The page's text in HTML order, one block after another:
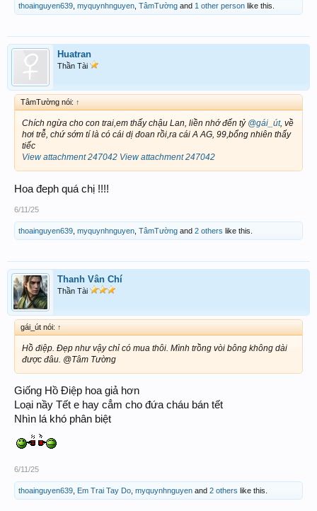
thoainguyen639 myquynhnguyen TâmTường and 1 other person like this.
Huatran
Thần Tài
TâmTường nói: ↑
Chích ngừa cho con trai,em thấy chậu Lan, liền nhớ đến tỷ @gái_út, về
hơi trễ, chứ sớm tí là có cái dị đoan rồi,ra cái A AG, 99,bổng nhiên thấy
tiếc
View attachment 247042 View attachment 247042
Hoa đeph quá chị !!!!
6/11/25
thoainguyen639 myquynhnguyen TâmTường and 2 others like this.
Thanh Vân Chí
Thần Tài
gái_út nói: ↑
Hồ điệp. Đẹp như vậy chỉ có mua thôi. Mình trồng vòi bông không dài
được đâu. @Tâm Tường
Giống Hồ Điệp hoa giả hơn
Loại nầy Tết e hay cẳm cho đứa cháu bán tết
Nhìn lá khó phân biệt
6/11/25
thoainguyen639 Em Trai Tay Do myquynhnguyen and 2 others like this.